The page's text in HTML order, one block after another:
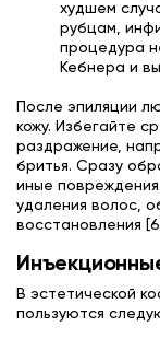
худшем
рубцам,
процедура
Кебнера и
После эпиляции
кожу. Избегайте
раздражение,
бритья. Сразу
иные
удаления волос,
восстановления
В эстетической
пользуются